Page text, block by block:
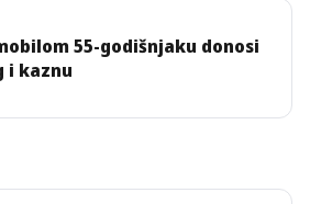
55-godišnjaku donosi
i kaznu